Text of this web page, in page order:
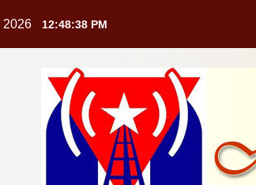
2026 12:48:39 PM